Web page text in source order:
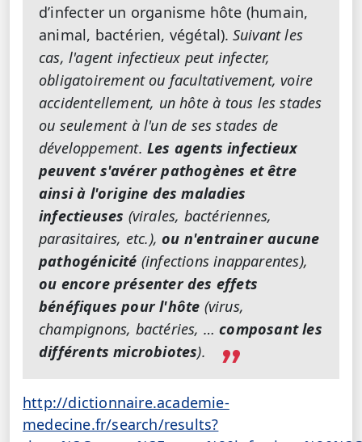
d’infecter un organisme hôte (humain,
animal, bactérien, végétal). Suivant les
cas, l'agent infectieux peut infecter,
obligatoirement ou facultativement, voire
accidentellement, un hôte à tous les stades
ou seulement à l'un de ses stades de
développement. Les agents infectieux
peuvent s'avérer pathogènes et être
ainsi à l'origine des maladies
infectieuses (virales, bactériennes,
parasitaires, etc.),ou n'entrainer aucune
pathogénicité (infections inapparentes),
ou encore présenter des effets
bénéfiques pour l'hôte (virus,
champignons, bactéries, …composant les
différents microbiotes).
http://dictionnaire.academie-
medecine.fr/search/results?